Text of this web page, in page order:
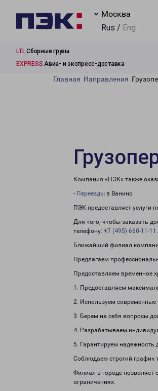
Москва
Rus / Eng
LTLСборные грузы
EXPRESS Авиа- и экспресс-доставка
Главная Направления
Компания «ПЭК» также
- Переезды в Ванино
ПЭК предоставляет услуги
Для того, чтобы заказать
телефону: +7 (495) 660-11-11 .
Ближайший филиал
Предлагаем
Предоставляем временное
1. Предоставляем
2. Используем современные
3. Берем на себя вопросы
4. Разрабатываем
5. Гарантируем надежность
Соблюдаем строгий график
Филиал в городе позволяет
ограничениях.